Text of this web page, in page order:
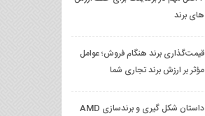
های برند
قیمت‌گذاری برند هنگام فروش؛ عوامل
مؤثر بر ارزش برند تجاری شما
داستان شکل گیری و برندسازی AMD